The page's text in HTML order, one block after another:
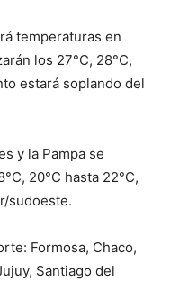
temperaturas en
los 27°C, 28°C,
estará soplando del
y la Pampa se
20°C hasta 22°C,
sudoeste.
Formosa, Chaco,
Santiago del